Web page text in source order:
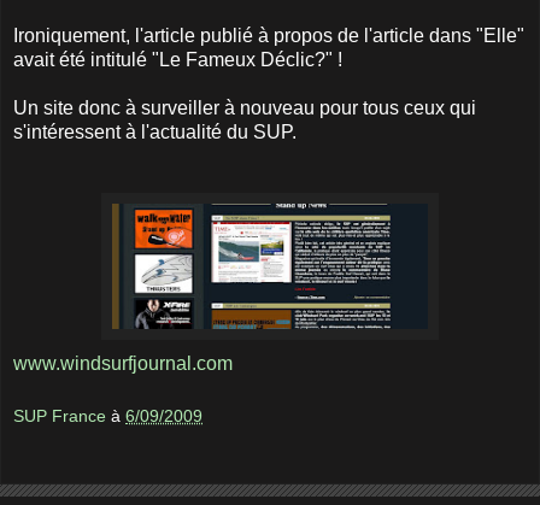
Ironiquement, l'article publié à propos de l'article dans "Elle"
avait été intitulé "Le Fameux Déclic?" !
Un site donc à surveiller à nouveau pour tous ceux qui
s'intéressent à l'actualité du SUP.
www.windsurfjournal.com
SUP France à 6/09/2009